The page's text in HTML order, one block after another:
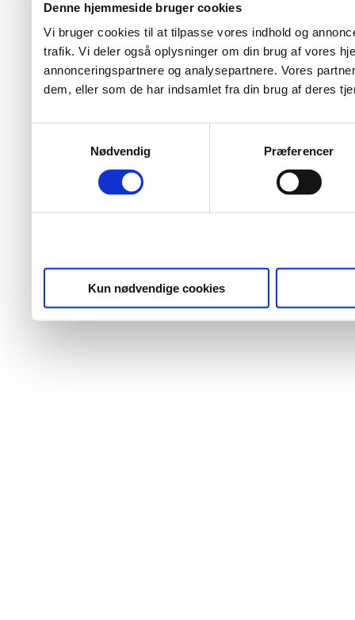
Denne hjemmeside bruger cookies
Vi bruger cookies til at tilpasse vores indhold og
trafik. Vi deler også oplysninger om din brug af vores
annonceringspartnere og analysepartnere. Vores
dem, eller som de har indsamlet fra din brug af deres
Nødvendig
Præferencer
Kun nødvendige cookies